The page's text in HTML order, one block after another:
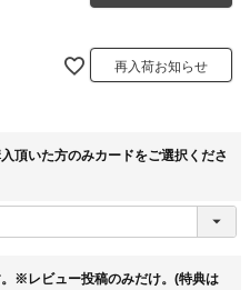
再入荷お知らせ
頂いた方のみカードをご選択くださ
※レビュー投稿のみだけ。(特典は